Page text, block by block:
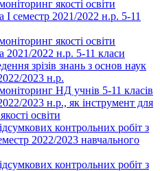
якості освіти
І семестр 2021/2022 н.р. 5-11
якості освіти
2021/2022 н.р. 5-11 класи
зрізів знань з основ наук
2023 н.р.
НД учнів 5-11 класів
2023 н.р., як інструмент для
освіти
контрольних робіт з
2022/2023 навчального
контрольних робіт з